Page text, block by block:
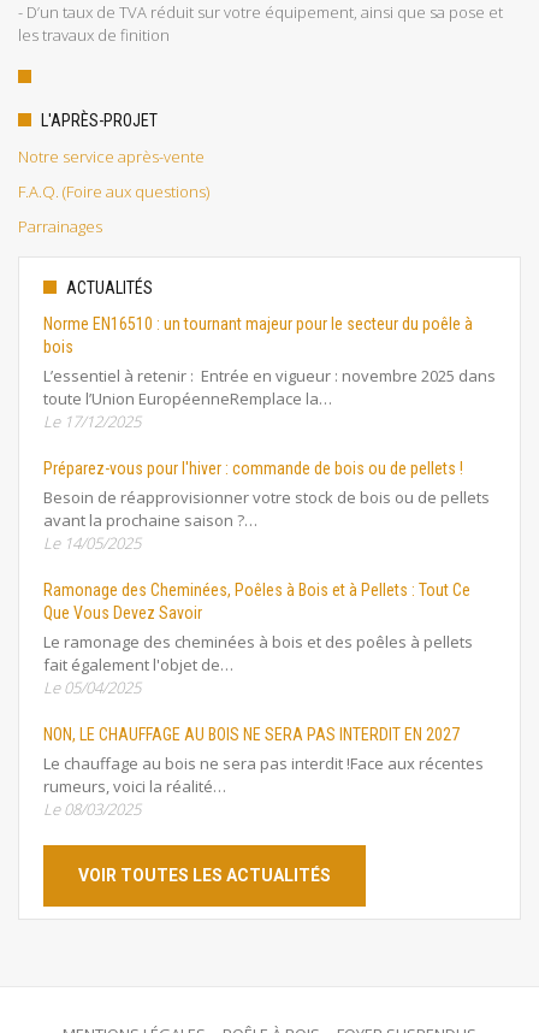
- D’un taux de TVA réduit sur votre équipement, ainsi que sa pose et
les travaux de finition
L'APRÈS-PROJET
Notre service après-vente
F.A.Q. (Foire aux questions)
Parrainages
ACTUALITÉS
Norme EN16510 : un tournant majeur pour le secteur du poêle à
bois
L’essentiel à retenir : Entrée en vigueur : novembre 2025 dans
toute l’Union EuropéenneRemplace la…
Le 17/12/2025
Préparez-vous pour l'hiver : commande de bois ou de pellets !
Besoin de réapprovisionner votre stock de bois ou de pellets
avant la prochaine saison ?…
Le 14/05/2025
Ramonage des Cheminées, Poêles à Bois et à Pellets : Tout Ce
Que Vous Devez Savoir
Le ramonage des cheminées à bois et des poêles à pellets
fait également l'objet de…
Le 05/04/2025
NON, LE CHAUFFAGE AU BOIS NE SERA PAS INTERDIT EN 2027
Le chauffage au bois ne sera pas interdit !Face aux récentes
rumeurs, voici la réalité…
Le 08/03/2025
VOIR TOUTES LES ACTUALITÉS